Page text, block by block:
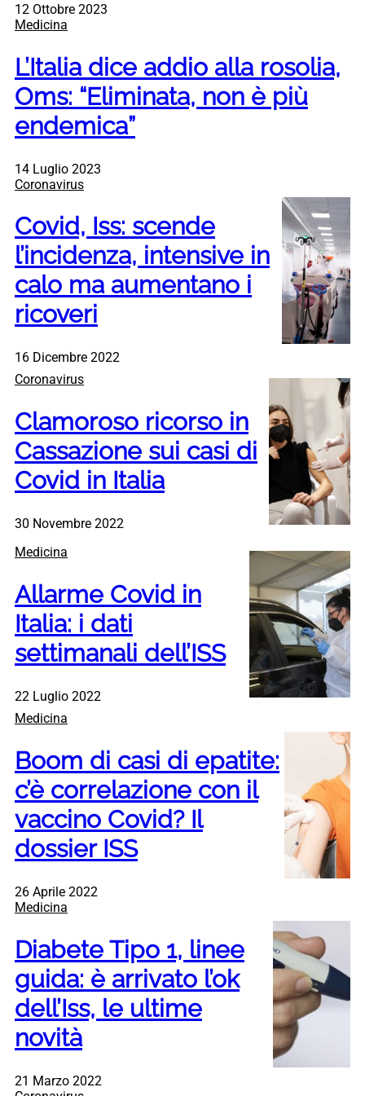
12 Ottobre 2023
Medicina
L’Italia dice addio alla rosolia,
Oms: “Eliminata, non è più
endemica”
14 Luglio 2023
Coronavirus
Covid, Iss: scende
l’incidenza, intensive in
calo ma aumentano i
ricoveri
16 Dicembre 2022
Coronavirus
Clamoroso ricorso in
Cassazione sui casi di
Covid in Italia
30 Novembre 2022
Medicina
Allarme Covid in
Italia: i dati
settimanali dell’ISS
22 Luglio 2022
Medicina
Boom di casi di epatite:
c’è correlazione con il
vaccino Covid? Il
dossier ISS
26 Aprile 2022
Medicina
Diabete Tipo 1, linee
guida: è arrivato l’ok
dell’Iss, le ultime
novità
21 Marzo 2022